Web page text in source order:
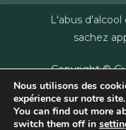
L'abus
sachez
Copyright ©
des Vins -
Millésimes et
Dussert-
Nous utilisons des
expérience sur notre site.
You can find out more
switch them off in